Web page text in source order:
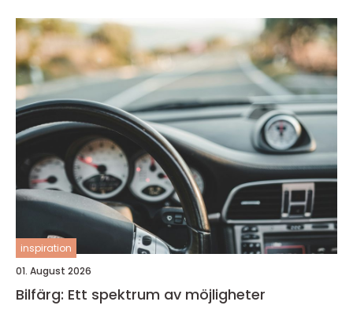
inspiration
01. August 2026
Bilfärg: Ett spektrum av möjligheter